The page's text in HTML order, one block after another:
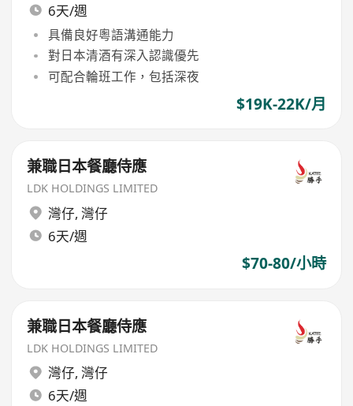
6天/週
具備良好粵語溝通能力
對日本清酒有深入認識優先
可配合輪班工作，包括深夜
$19K-22K/月
兼職日本餐廳侍應
LDK HOLDINGS LIMITED
灣仔, 灣仔
6天/週
$70-80/小時
兼職日本餐廳侍應
LDK HOLDINGS LIMITED
灣仔, 灣仔
6天/週